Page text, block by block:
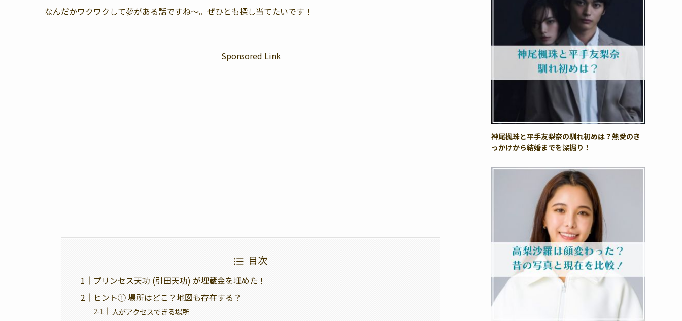
なんだかワクワクして夢がある話ですね〜。ぜひとも探し当てたいです！
Sponsored Link
目次
プリンセス天功 (引田天功) が埋蔵金を埋めた！
ヒント① 場所はどこ？地図も存在する？
人がアクセスできる場所
神尾楓珠と平手友梨奈の馴れ初めは？熱愛のき
っかけから結婚までを深掘り！